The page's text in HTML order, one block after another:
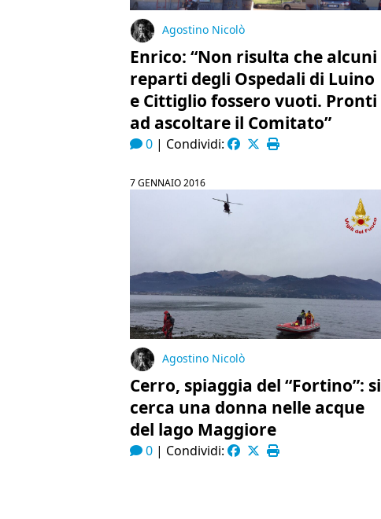
Agostino Nicolò
Enrico: “Non risulta che alcuni
reparti degli Ospedali di Luino
e Cittiglio fossero vuoti. Pronti
ad ascoltare il Comitato”
0| Condividi:
7 GENNAIO 2016
Agostino Nicolò
Cerro, spiaggia del “Fortino”: si
cerca una donna nelle acque
del lago Maggiore
0| Condividi: